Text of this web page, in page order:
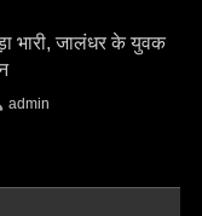
भारी, जालंधर के युवक
admin